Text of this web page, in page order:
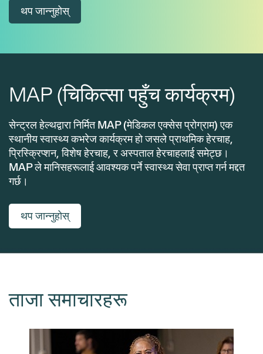
थप जान्नुहोस्
MAP (चिकित्सा पहुँच कार्यक्रम)
सेन्ट्रल हेल्थद्वारा निर्मित MAP (मेडिकल एक्सेस प्रोग्राम) एक
स्थानीय स्वास्थ्य कभरेज कार्यक्रम हो जसले प्राथमिक हेरचाह,
प्रिस्क्रिप्शन, विशेष हेरचाह, र अस्पताल हेरचाहलाई समेट्छ।
MAP ले मानिसहरूलाई आवश्यक पर्ने स्वास्थ्य सेवा प्राप्त गर्न मद्दत
गर्छ।
थप जान्नुहोस्
ताजा समाचारहरू